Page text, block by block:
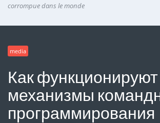
corrompue dans le monde
media
Как функционируют
механизмы
программирования